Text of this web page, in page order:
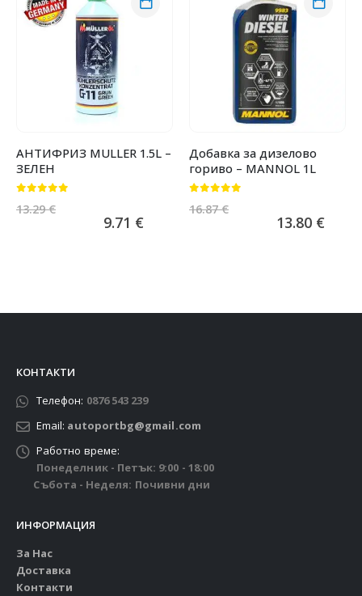
АНТИФРИЗ MULLER 1.5L –
ЗЕЛЕН
13.29€
9.71 €
Добавка за дизелово
гориво – MANNOL 1L
16.87€
13.80 €
КОНТАКТИ
Телефон: 0876 543 239
Email: autoportbg@gmail.com
Работно време:
Понеделник - Петък: 9:00 - 18:00
Събота - Неделя: Почивни дни
ИНФОРМАЦИЯ
За Нас
Доставка
Контакти